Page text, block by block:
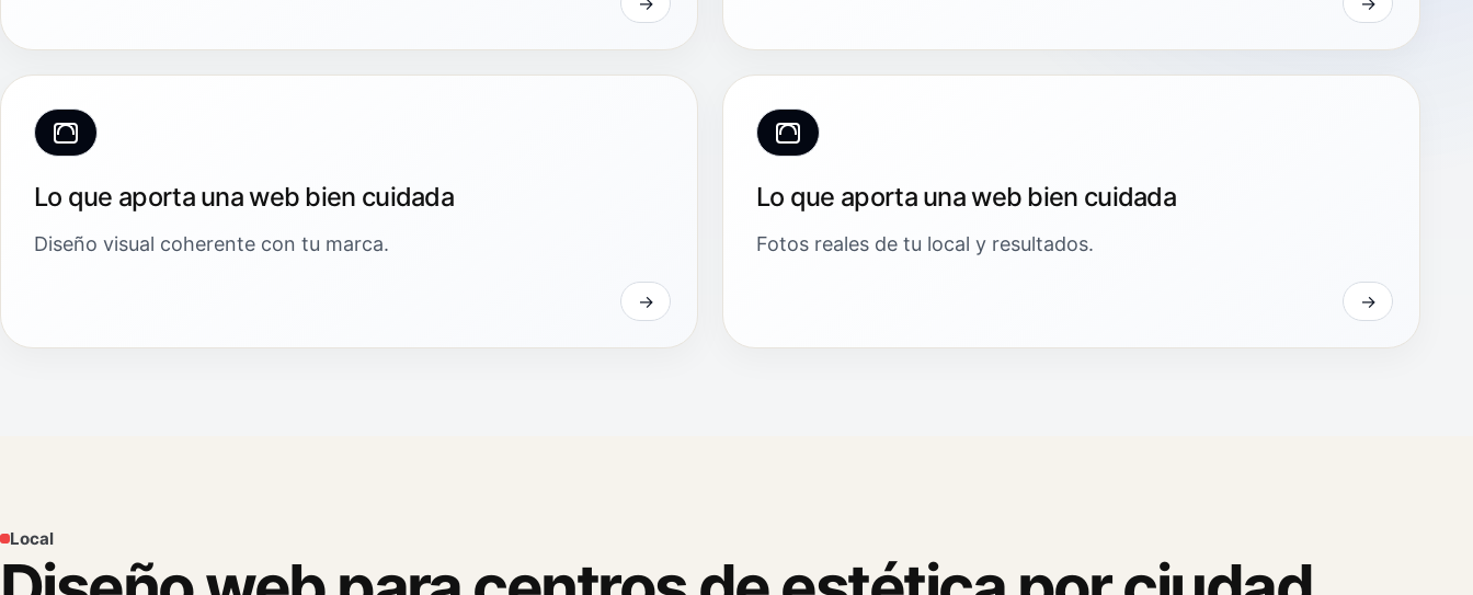
Lo que aporta una web bien cuidada
Diseño visual coherente con tu marca.
Lo que aporta una web bien cuidada
Fotos reales de tu local y resultados.
Local